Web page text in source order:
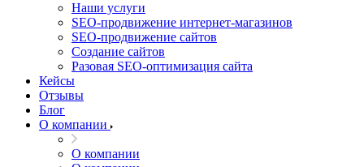
Наши услуги
SEO-продвижение интернет-магазинов
SEO-продвижение сайтов
Создание сайтов
Разовая SEO-оптимизация сайта
Кейсы
Отзывы
Блог
О компании
О компании